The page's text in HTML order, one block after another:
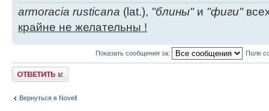
armoracia rusticana (lat.), "блины"и "фиги"
крайне не желательны !
Показать сообщения за: Поле
Ответить
Вернуться в Novell